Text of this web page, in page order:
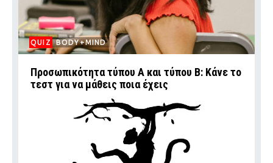
QUIZ BODY+MIND
Προσωπικότητα τύπου Α και τύπου Β: Kάνε το
τεστ για να μάθεις ποια έχεις